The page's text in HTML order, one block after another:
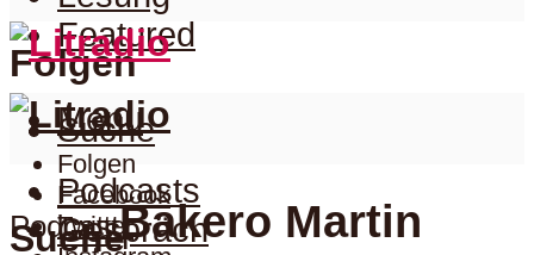
Folgen
Folgen
Facebook
Twitter
Featured
Menu
Suche
Suche
Podcasts
Gespräch
PodcastBakero Martin